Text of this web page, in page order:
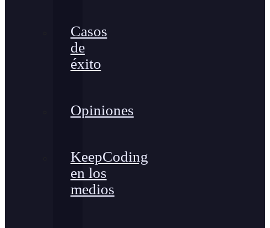
Casos
de
éxito
Opiniones
KeepCoding
en los
medios